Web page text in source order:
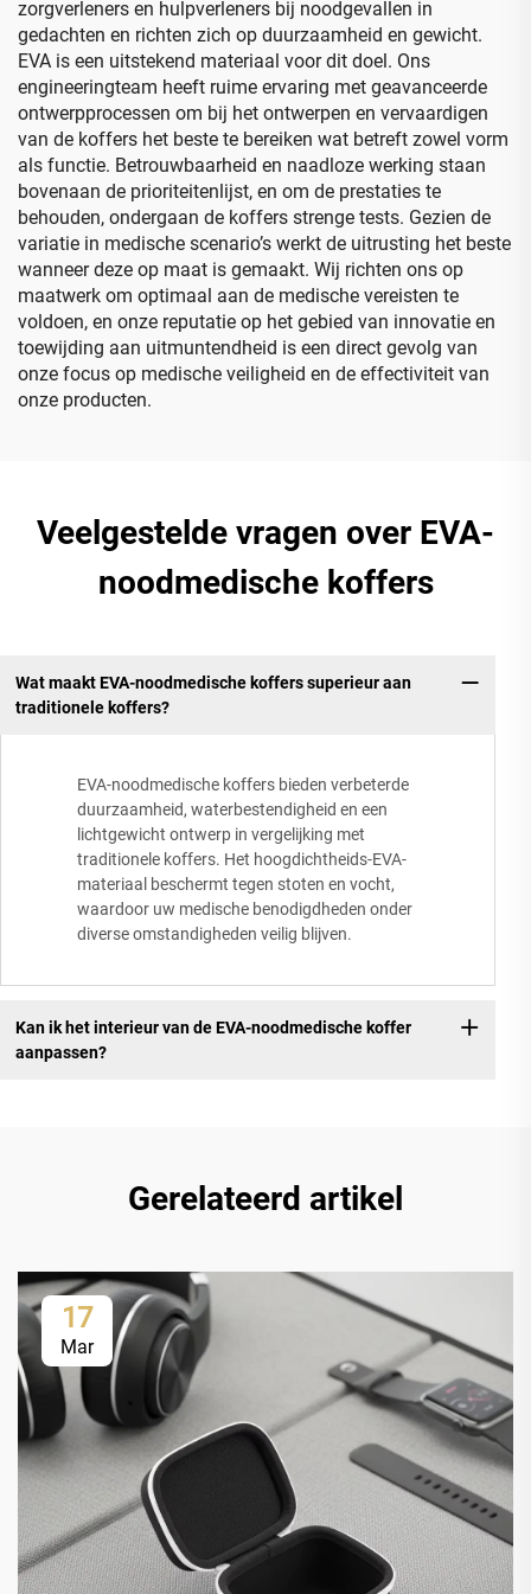
zorgverleners en hulpverleners bij noodgevallen in
gedachten en richten zich op duurzaamheid en gewicht.
EVA is een uitstekend materiaal voor dit doel. Ons
engineeringteam heeft ruime ervaring met geavanceerde
ontwerpprocessen om bij het ontwerpen en vervaardigen
van de koffers het beste te bereiken wat betreft zowel vorm
als functie. Betrouwbaarheid en naadloze werking staan
bovenaan de prioriteitenlijst, en om de prestaties te
behouden, ondergaan de koffers strenge tests. Gezien de
variatie in medische scenario’s werkt de uitrusting het beste
wanneer deze op maat is gemaakt. Wij richten ons op
maatwerk om optimaal aan de medische vereisten te
voldoen, en onze reputatie op het gebied van innovatie en
toewijding aan uitmuntendheid is een direct gevolg van
onze focus op medische veiligheid en de effectiviteit van
onze producten.
Veelgestelde vragen over EVA-
noodmedische koffers
Wat maakt EVA-noodmedische koffers superieur aan
traditionele koffers?
EVA-noodmedische koffers bieden verbeterde
duurzaamheid, waterbestendigheid en een
lichtgewicht ontwerp in vergelijking met
traditionele koffers. Het hoogdichtheids-EVA-
materiaal beschermt tegen stoten en vocht,
waardoor uw medische benodigdheden onder
diverse omstandigheden veilig blijven.
Kan ik het interieur van de EVA-noodmedische koffer
aanpassen?
Gerelateerd artikel
17
Mar